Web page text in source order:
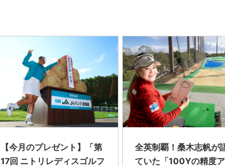
【今月のプレゼント】「第
17回 ニトリレディスゴルフ
全英制覇！桑木志帆が
ていた「100Yの精度